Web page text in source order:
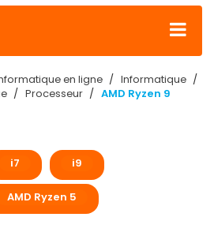
en ligne
Informatique
Processeur AMD Ryzen 9
i7 i9
AMD Ryzen 5